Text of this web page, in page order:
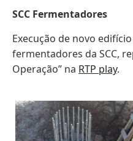
SCC Fermentadores
Execução de novo
fermentadores da SCC,
Operação” na RTP play.